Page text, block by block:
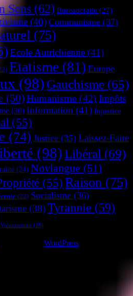
Sens (62) Bureaucratie (27)
(40) Communisme (37)
(75)
Ecole Autrichienne (41)
Etatisme (81) Europe
(98) Gauchisme (65)
(50)Humanisme (42) Impôts
(30) Information (41) Injustice
(55)
(74) Justice (35) Laissez-Faire
(98)Libéral (69)
(24) Novlangue (51)
(55) Raison (75)
(22) Socialisme (36)
(38)Tyrannie (59)
Volontarisme (18)
WordPress